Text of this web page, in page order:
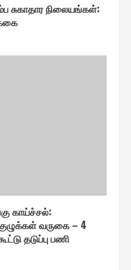
சுகாதார நிலையங்கள் :
காய்ச்சல் :
வருகை – 4
தடுப்பு பணி